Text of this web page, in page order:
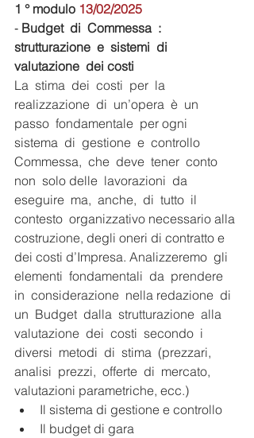
1 ° modulo 13/02/2025
‐ Budget  di  Commessa  :
strutturazione  e  sistemi  di
valutazione  dei costi
La  stima  dei  costi  per  la
realizzazione  di  un’opera  è  un
passo  fondamentale  per ogni
sistema  di  gestione  e  controllo
Commessa,  che  deve  tener  conto
non  solo delle  lavorazioni  da
eseguire  ma,  anche,  di  tutto  il
contesto  organizzativo necessario alla
costruzione, degli oneri di contratto e
dei costi d’Impresa. Analizzeremo  gli
elementi  fondamentali  da  prendere
in  considerazione  nella redazione  di
un  Budget  dalla  strutturazione  alla
valutazione  dei  costi  secondo  i
diversi  metodi  di  stima  (prezzari,
analisi  prezzi,  offerte  di  mercato,
valutazioni parametriche, ecc.)
Il sistema di gestione e controllo
Il budget di gara